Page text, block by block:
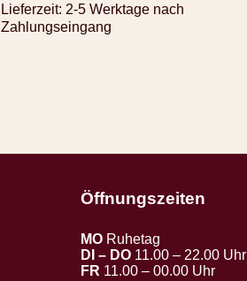
Lieferzeit: 2-5 Werktage nach
Zahlungseingang
Öffnungszeiten
MO Ruhetag
DI – DO 11.00 – 22.00 Uhr
FR 11.00 – 00.00 Uhr